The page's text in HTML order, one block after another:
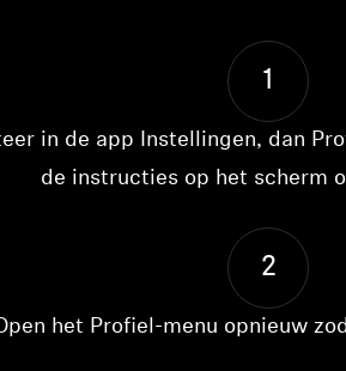
1
in de app Instellingen, dan
de instructies op het scherm
2
het Profiel-menu opnieuw